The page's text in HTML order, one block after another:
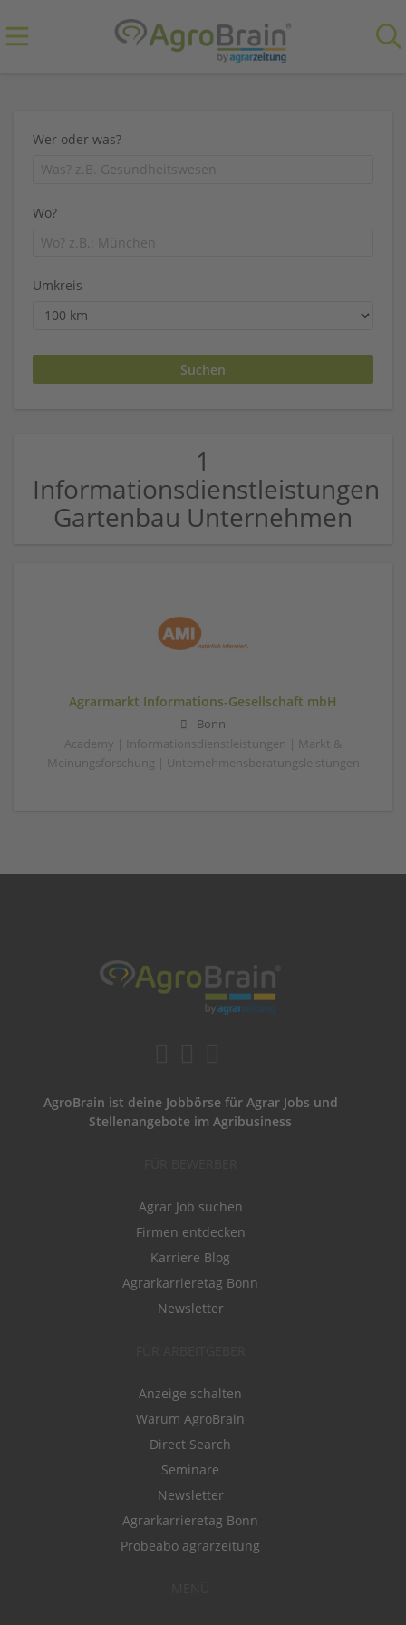
Wer oder was?
Wo?
Umkreis
1
Informationsdienstleistungen
Gartenbau Unternehmen
Agrarmarkt Informations-Gesellschaft mbH
Bonn
Academy | Informationsdienstleistungen | Markt &
Meinungsforschung | Unternehmensberatungsleistungen
AgroBrain ist deine Jobbörse für Agrar Jobs und
Stellenangebote im Agribusiness
Agrar Job suchen
Firmen entdecken
Karriere Blog
Agrarkarrieretag Bonn
Newsletter
Anzeige schalten
Warum AgroBrain
Direct Search
Seminare
Newsletter
Agrarkarrieretag Bonn
Probeabo agrarzeitung